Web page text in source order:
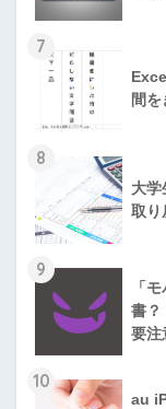
7
間を
8
大学
取り
9
「
書？
要注
10
au